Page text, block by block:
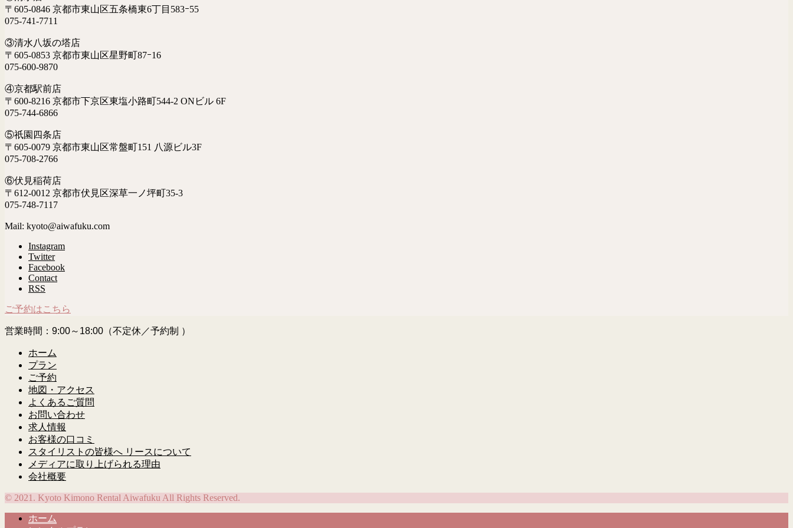
〒605-0846 京都市東山区五条橋東6丁目583ｰ55
075-741-7711
③清水八坂の塔店
〒605-0853 京都市東山区星野町87ｰ16
075-600-9870
④京都駅前店
〒600-8216 京都市下京区東塩小路町544-2 ONビル 6F
075-744-6866
⑤祇園四条店
〒605-0079 京都市東山区常盤町151 八源ビル3F
075-708-2766
⑥伏見稲荷店
〒612-0012 京都市伏見区深草一ノ坪町35-3
075-748-7117
Mail: kyoto@aiwafuku.com
Instagram
Twitter
Facebook
Contact
RSS
ご予約はこちら
営業時間：9:00～18:00（不定休／予約制 ）
ホーム
プラン
ご予約
地図・アクセス
よくあるご質問
お問い合わせ
求人情報
お客様の口コミ
スタイリストの皆様へ リースについて
メディアに取り上げられる理由
会社概要
© 2021. Kyoto Kimono Rental Aiwafuku All Rights Reserved.
ホーム